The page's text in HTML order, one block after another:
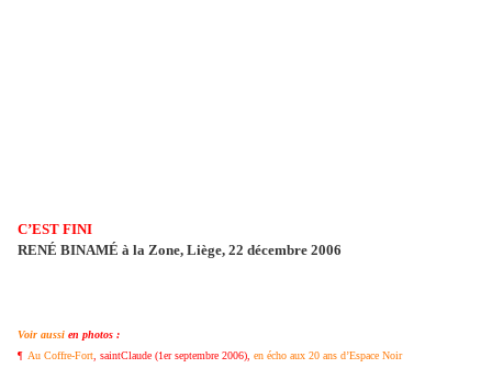
C’EST FINI
RENÉ BINAMÉ à la Zone, Liège, 22 décembre 2006
Voir aussi en photos :
¶ Au Coffre-Fort , saintClaude (1er septembre 2006), en écho aux 20 ans d’Espace Noir